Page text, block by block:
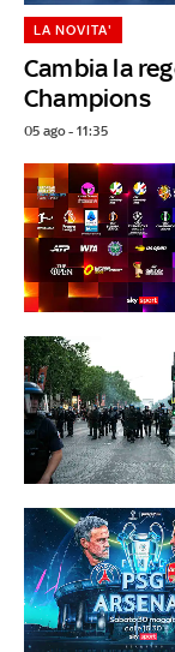
Cambia la
Champions
LA NOVITA'
05 ago - 11:35